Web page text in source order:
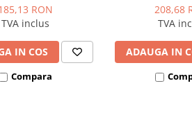
RON
TVA inclus
IN COS
Compara
208,68
TVA
ADAUGA IN